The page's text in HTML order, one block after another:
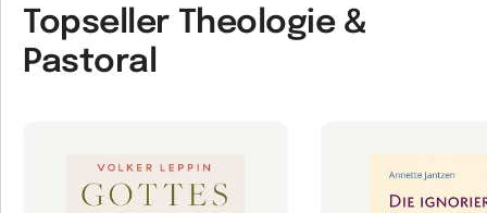
Topseller Theologie &
Pastoral